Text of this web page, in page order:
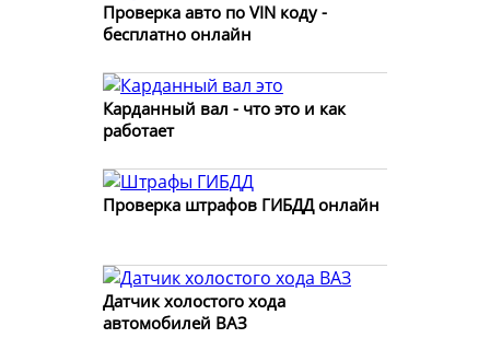
Проверка авто по VIN коду -
бесплатно онлайн
Карданный вал - что это и как
работает
Проверка штрафов ГИБДД онлайн
Датчик холостого хода
автомобилей ВАЗ